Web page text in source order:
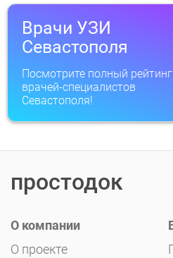
Врачи УЗИ
Севастополя
Посмотрите полный рейтинг
врачей-специалистов
Севастополя!
простодок
О компании
О проекте